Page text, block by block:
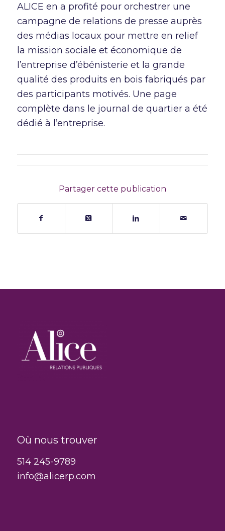
ALICE en a profité pour orchestrer une
campagne de relations de presse auprès
des médias locaux pour mettre en relief
la mission sociale et économique de
l’entreprise d’ébénisterie et la grande
qualité des produits en bois fabriqués par
des participants motivés. Une page
complète dans le journal de quartier a été
dédié à l’entreprise.
Partager cette publication
Où nous trouver
514 245-9789
info@alicerp.com